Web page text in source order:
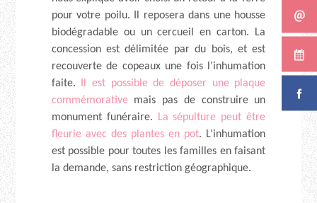
pour votre poilu. Il reposera dans une housse
biodégradable ou un cercueil en carton. La
concession est délimitée par du bois, et est
recouverte de copeaux une fois l’inhumation
faite.
Il est possible de déposer une plaque
commémorative mais pas de construire un
monument funéraire.
La sépulture peut être
fleurie avec des plantes en pot. L’inhumation
est possible pour toutes les familles en faisant
la demande, sans restriction géographique.